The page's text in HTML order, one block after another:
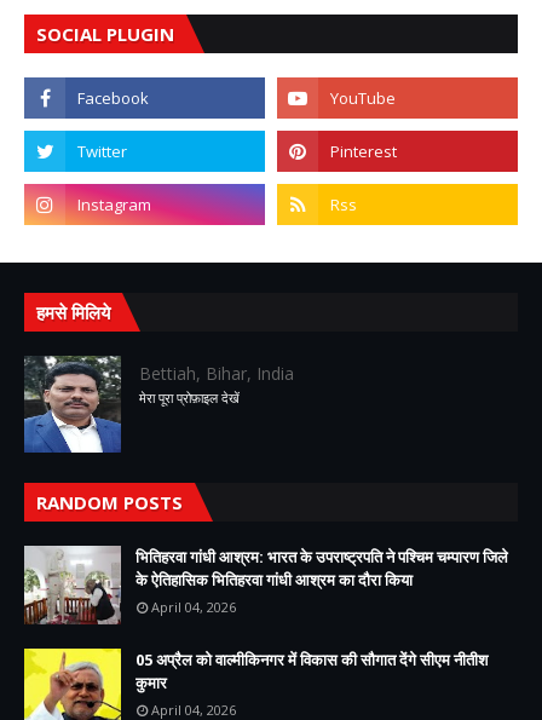
SOCIAL PLUGIN
हमसे मिलिये
Bettiah, Bihar, India
मेरा पूरा प्रोफ़ाइल देखें
RANDOM POSTS
भितिहरवा गांधी आश्रम: भारत के उपराष्ट्रपति ने पश्चिम चम्पारण जिले
के ऐतिहासिक भितिहरवा गांधी आश्रम का दौरा किया
April 04, 2026
05 अप्रैल को वाल्मीकिनगर में विकास की सौगात देंगे सीएम नीतीश
कुमार
April 04, 2026